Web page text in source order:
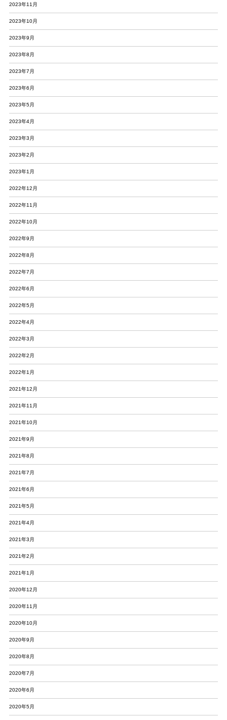
2023年11月
2023年10月
2023年9月
2023年8月
2023年7月
2023年6月
2023年5月
2023年4月
2023年3月
2023年2月
2023年1月
2022年12月
2022年11月
2022年10月
2022年9月
2022年8月
2022年7月
2022年6月
2022年5月
2022年4月
2022年3月
2022年2月
2022年1月
2021年12月
2021年11月
2021年10月
2021年9月
2021年8月
2021年7月
2021年6月
2021年5月
2021年4月
2021年3月
2021年2月
2021年1月
2020年12月
2020年11月
2020年10月
2020年9月
2020年8月
2020年7月
2020年6月
2020年5月